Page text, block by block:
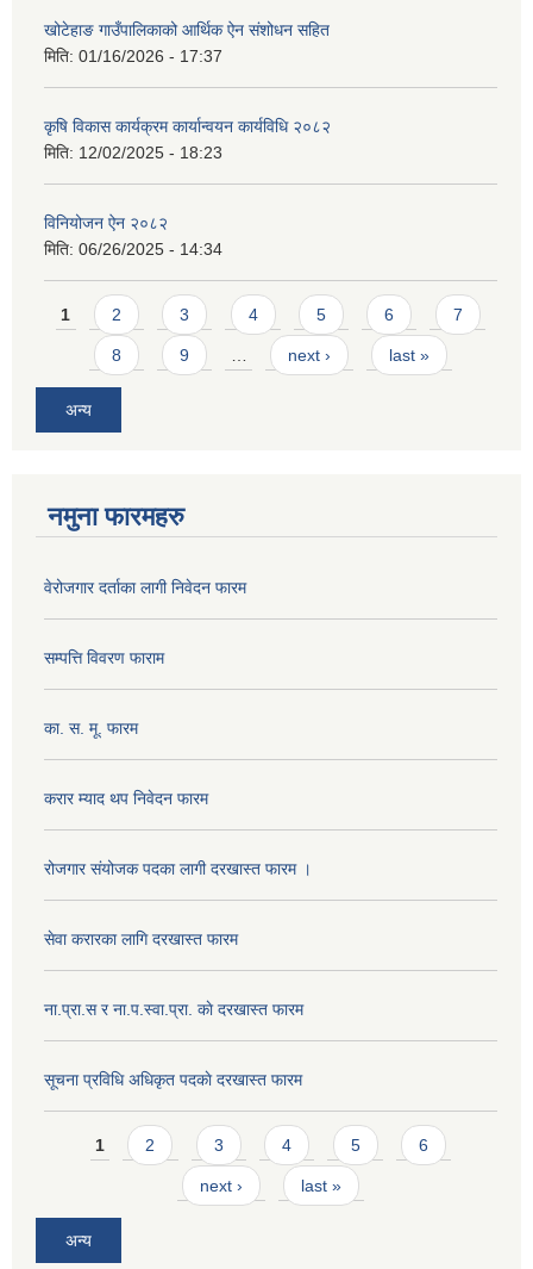
खोटेहाङ गाउँपालिकाको आर्थिक ऐन संशोधन सहित
मिति: 01/16/2026 - 17:37
कृषि विकास कार्यक्रम कार्यान्वयन कार्यविधि २०८२
मिति: 12/02/2025 - 18:23
विनियोजन ऐन २०८२
मिति: 06/26/2025 - 14:34
Pages
1 2 3 4 5 6 7
8 9 next › last »
अन्य
नमुना फारमहरु
वेरोजगार दर्ताका लागी निवेदन फारम
सम्पत्ति विवरण फाराम
का. स. मू. फारम
करार म्याद थप निवेदन फारम
रोजगार संयोजक पदका लागी दरखास्त फारम ।
सेवा करारका लागि दरखास्त फारम
ना‍.प्रा.स र ना.प.स्वा.प्रा. काे दरखास्त फारम
सूचना प्रविधि अधिकृत पदकाे दरखास्त फारम
Pages
1 2 3 4 5 6
next › last »
अन्य